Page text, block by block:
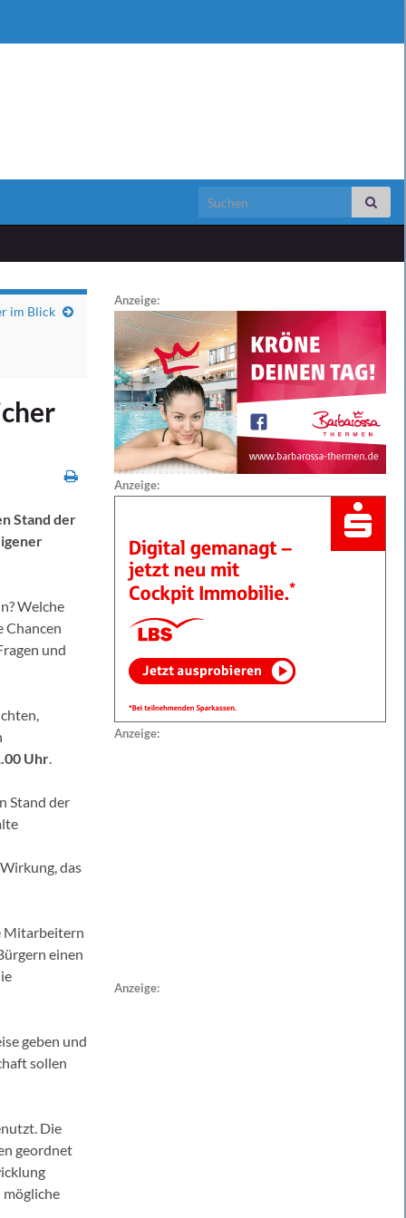
Search for:
im Blick
Stand der
Welche
Chancen
und
Uhr.
Stand der
das
Mitarbeitern
einen
geben und
sollen
Die
geordnet
mögliche
Anzeige:
Anzeige:
Anzeige:
Anzeige: